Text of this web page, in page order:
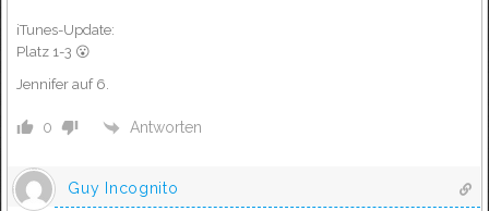
iTunes-Update:
Platz 1-3 😮
Jennifer auf 6.
0 Antworten
Guy Incognito